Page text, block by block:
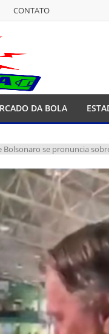
CONTATO
DA BOLA
Bolsonaro se pronuncia